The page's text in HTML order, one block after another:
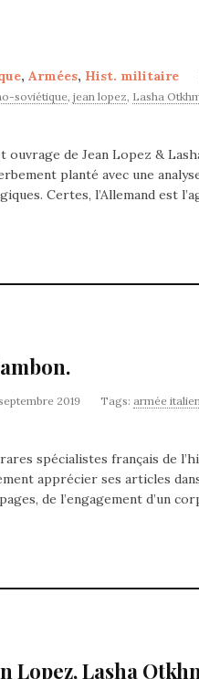
, Armées, Hist. militaire
soviétique, jean lopez, Lasha
de Jean Lopez &
planté avec une
Certes, l’Allemand est
2019 Tags: armée
spécialistes français de
apprécier ses articles
de l’engagement d’un
Lopez, Lasha